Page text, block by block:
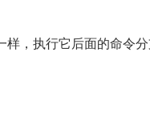
，执行它后面的命令分